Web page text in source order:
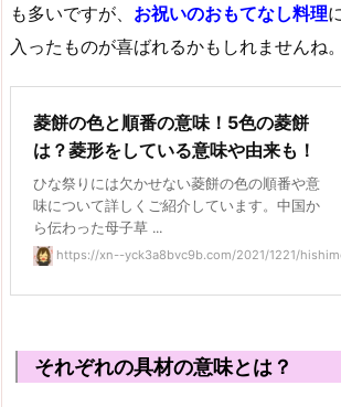
も多いですが、 お祝いのおもてなし料理
入ったものが喜ばれるかもしれませんね。
菱餅の色と順番の意味！5色の菱餅
は？菱形をしている意味や由来も！
ひな祭りには欠かせない菱餅の色の順番や意
味について詳しくご紹介しています。中国か
ら伝わった母子草 ...
https://xn--yck3a8bvc9b.com/2021/1221/
それぞれの具材の意味とは？